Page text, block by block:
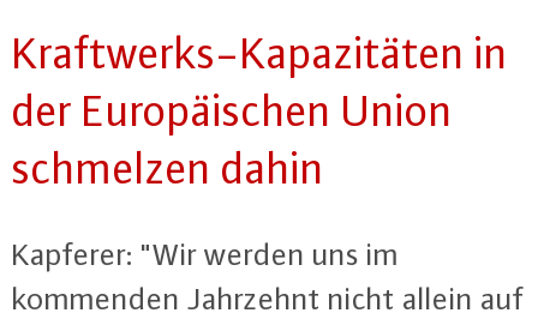
Kraft­werks-Ka­pa­zi­tä­ten in
der Eu­ro­päi­schen Union
schmelzen dahin
Kapferer: "Wir werden uns im
kommenden Jahrzehnt nicht allein auf